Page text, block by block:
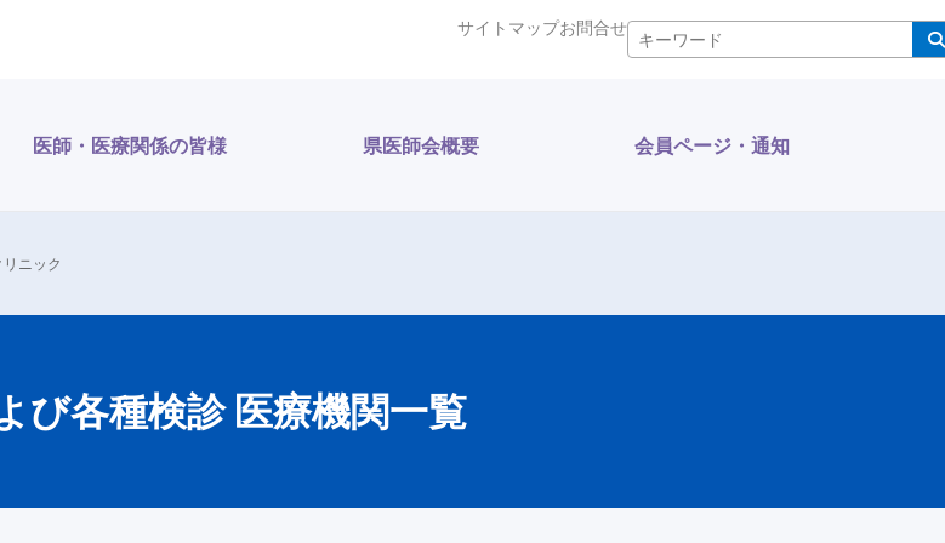
サイトマップお問合せ
検索
医師・医療関係の皆様 県医師会概要 会員ページ・通知
ニック
び各種検診 医療機関一覧